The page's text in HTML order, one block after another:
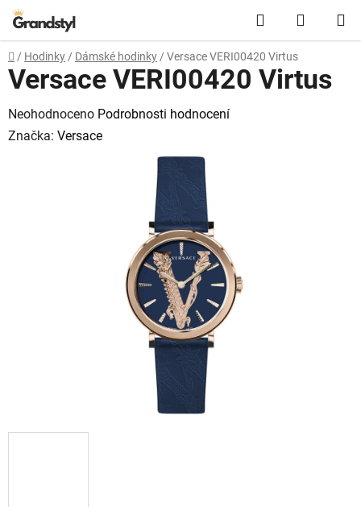
Přejít na obsah Hledat
Domů
/ Hodinky / Dámské hodinky / Versace VERI00420 Virtus
Versace VERI00420 Virtus
Průměrné hodnocení produktu je 0,0 z 5 hvězdiček.
Neohodnoceno Podrobnosti hodnocení
Značka: Versace